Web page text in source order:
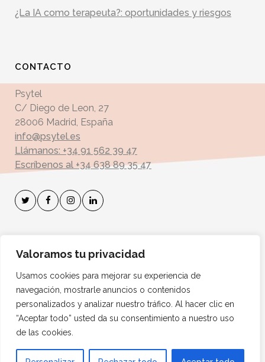
Valoramos tu privacidad
Usamos cookies para mejorar su experiencia de
navegación, mostrarle anuncios o contenidos
personalizados y analizar nuestro tráfico. Al hacer clic en
“Aceptar todo” usted da su consentimiento a nuestro uso
de las cookies.
¿La IA como terapeuta?: oportunidades y riesgos
CONTACTO
Psytel
C/ Diego de Leon, 27
28006 Madrid, España
info@psytel.es
Llámanos: +34 91 562 39 47
Escríbenos al +34 638 89 35 47